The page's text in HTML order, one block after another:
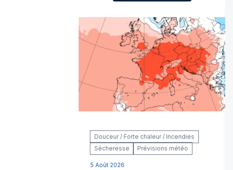
Douceur / Forte chaleur / Incendies
Sécheresse
Prévisions météo
5 Août 2026